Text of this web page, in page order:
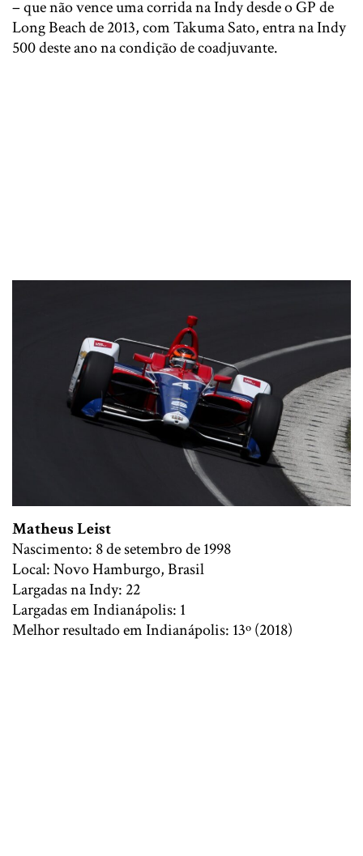
– que não vence uma corrida na Indy desde o GP de
Long Beach de 2013, com Takuma Sato, entra na Indy
500 deste ano na condição de coadjuvante.
Matheus Leist
Nascimento: 8 de setembro de 1998
Local: Novo Hamburgo, Brasil
Largadas na Indy: 22
Largadas em Indianápolis: 1
Melhor resultado em Indianápolis: 13º (2018)